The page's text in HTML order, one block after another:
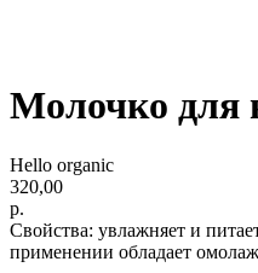
Молочко для
Hello organic
320,00
р.
Свойства: увлажняет и
применении обладает